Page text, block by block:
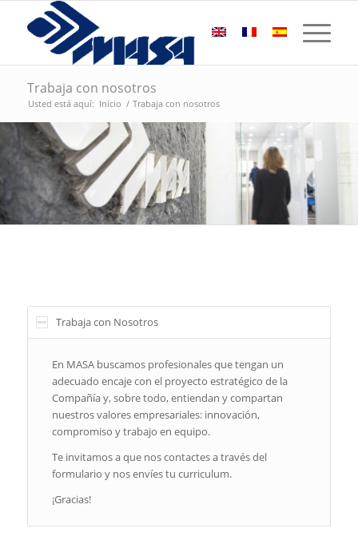
Trabaja con nosotros
Usted está aquí: Inicio / Trabaja con nosotros
Trabaja con Nosotros
En MASA buscamos profesionales que tengan un
adecuado encaje con el proyecto estratégico de la
Compañía y, sobre todo, entiendan y compartan
nuestros valores empresariales: innovación,
compromiso y trabajo en equipo.
Te invitamos a que nos contactes a través del
formulario y nos envíes tu curriculum.
¡Gracias!